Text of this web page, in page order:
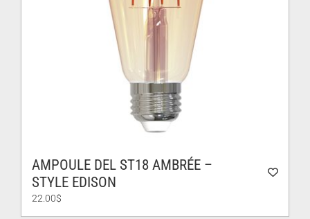
AMPOULE DEL ST18 AMBRÉE –
STYLE EDISON
22.00$